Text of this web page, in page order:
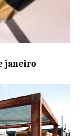
janeiro